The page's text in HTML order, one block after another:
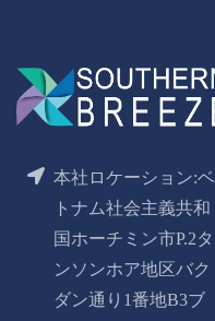
本社ロケーション:ベ
トナム社会主義共和
国ホーチミン市P.2タ
ンソンホア地区バク
ダン通り1番地B3ブ